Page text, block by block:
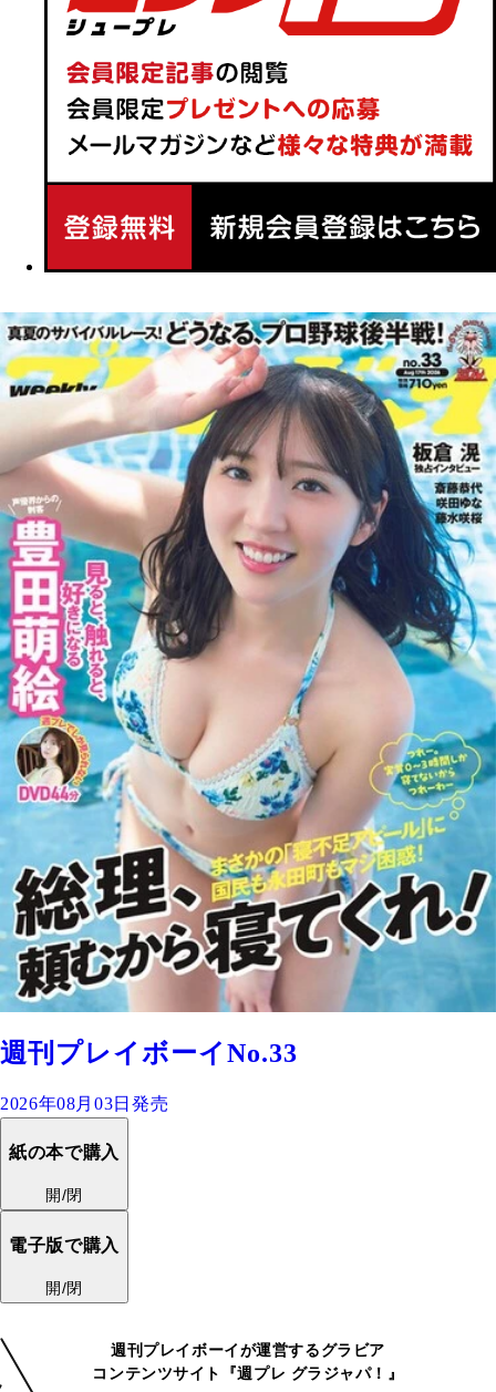
週刊プレイボーイNo.33
2026年08月03日発売
紙の本で購入
開/閉
電子版で購入
開/閉
週刊プレイボーイが運営するグラビア
コンテンツサイト『週プレ グラジャパ！』